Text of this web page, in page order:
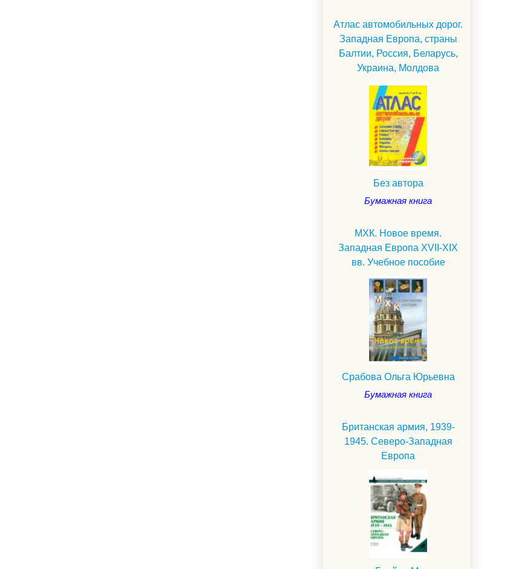
Атлас автомобильных дорог.
Западная Европа, страны
Балтии, Россия, Беларусь,
Украина, Молдова
Без автора
Бумажная книга
МХК. Новое время.
Западная Европа XVII-XIX
вв. Учебное пособие
Срабова Ольга Юрьевна
Бумажная книга
Британская армия, 1939-
1945. Северо-Западная
Европа